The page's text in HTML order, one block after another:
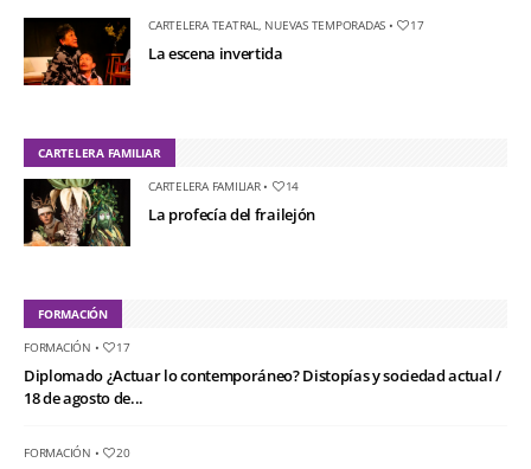
CARTELERA TEATRAL, NUEVAS TEMPORADAS • 17
La escena invertida
CARTELERA FAMILIAR
CARTELERA FAMILIAR• 14
La profecía del frailejón
FORMACIÓN
FORMACIÓN • 17
Diplomado ¿Actuar lo contemporáneo? Distopías y sociedad actual /
18 de agosto de...
FORMACIÓN • 20